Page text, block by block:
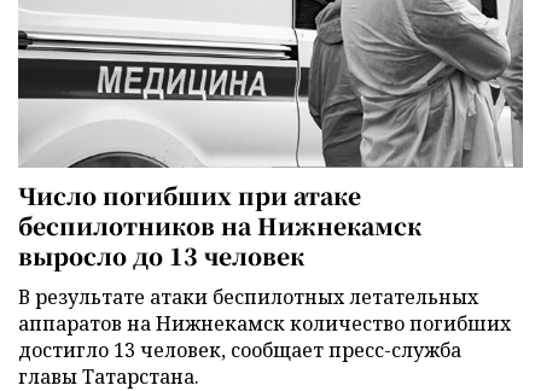
Число погибших при атаке
беспилотников на Нижнекамск
выросло до 13 человек
В результате атаки беспилотных летательных
аппаратов на Нижнекамск количество погибших
достигло 13 человек, сообщает пресс-служба
главы Татарстана.